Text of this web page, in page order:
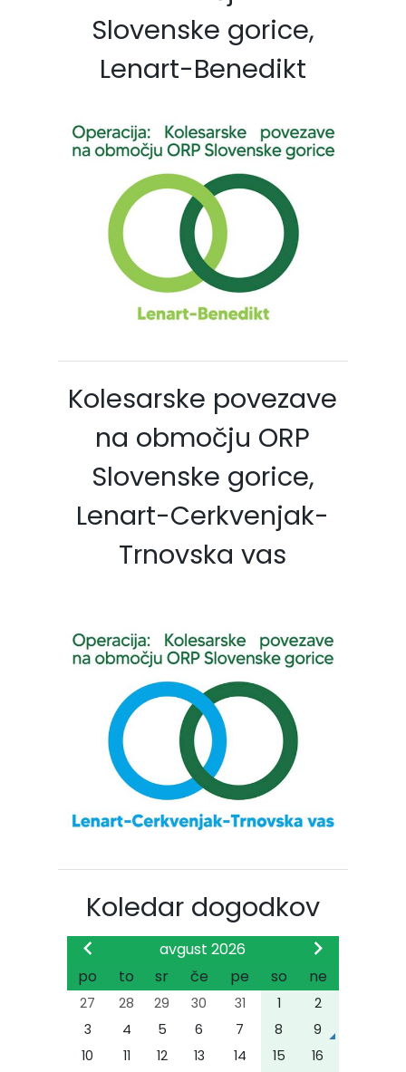
Slovenske gorice,
Lenart-Benedikt
Kolesarske povezave
na območju ORP
Slovenske gorice,
Lenart-Cerkvenjak-
Trnovska vas
Koledar dogodkov
avgust 2026
po
to sr če pe so ne
27 28 29 30 31 1
2
3
4 5 6 7 8
9
10
11 12 13 14 15
16